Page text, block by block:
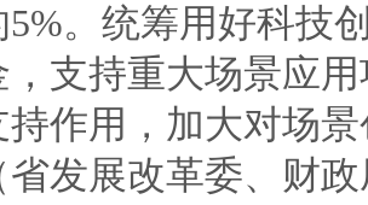
。统筹用好科技
，支持重大场景应
持作用，加大对场
省发展改革委、财